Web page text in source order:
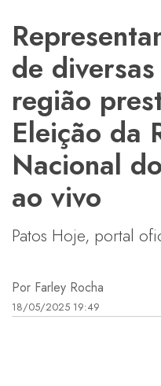
de
região
Eleição da
Nacional
ao vivo
Patos Hoje, portal
Por Farley Rocha
18/05/2025 19:49